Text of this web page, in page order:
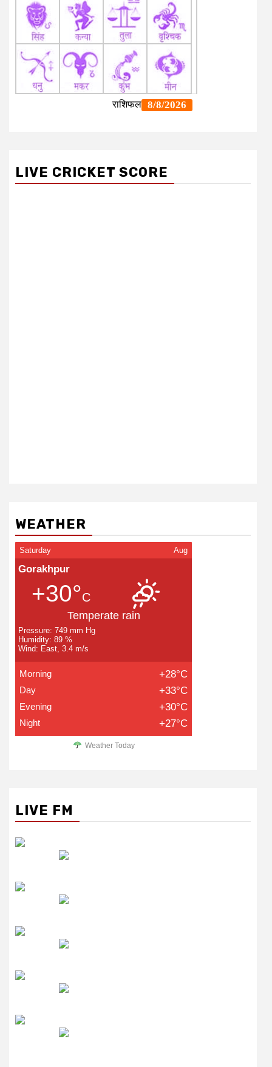
LIVE CRICKET SCORE
WEATHER
Saturday Aug
Gorakhpur
+30°C
Temperate rain
Pressure: 749 mm Hg
Humidity: 89 %
Wind: East, 3.4 m/s
Morning +28°C
Day +33°C
Evening +30°C
Night +27°C
Weather Today
LIVE FM